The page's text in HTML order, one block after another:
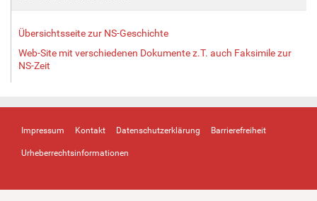
Übersichtsseite zur NS-Geschichte
Web-Site mit verschiedenen Dokumente z.T. auch Faksimile zur
NS-Zeit
Impressum Kontakt Datenschutzerklärung Barrierefreiheit
Urheberrechtsinformationen